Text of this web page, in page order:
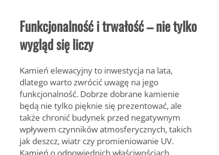
Funkcjonalność i trwałość – nie tylko
wygląd się liczy
Kamień elewacyjny to inwestycja na lata,
dlatego warto zwrócić uwagę na jego
funkcjonalność. Dobrze dobrane kamienie
będą nie tylko pięknie się prezentować, ale
także chronić budynek przed negatywnym
wpływem czynników atmosferycznych, takich
jak deszcz, wiatr czy promieniowanie UV.
Kamień o odpowiednich właściwościach